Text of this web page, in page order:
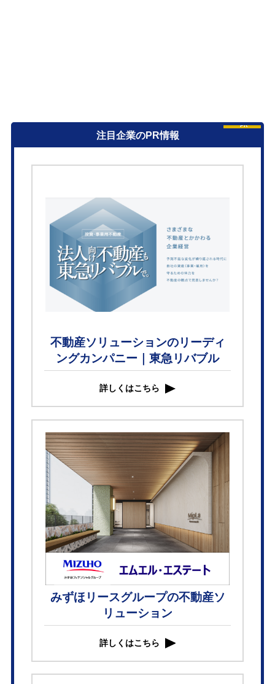
注目企業のPR情報
PR
不動産ソリューションのリーディ
ングカンパニー｜東急リバブル
詳しくはこちら
みずほリースグループの不動産ソ
リューション
詳しくはこちら